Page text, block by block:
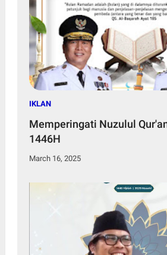
IKLAN
Memperingati Nuzulul
1446H
March 16, 2025